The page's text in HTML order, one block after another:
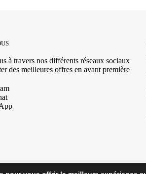
à travers nos différents réseaux sociaux
des meilleures offres en avant première